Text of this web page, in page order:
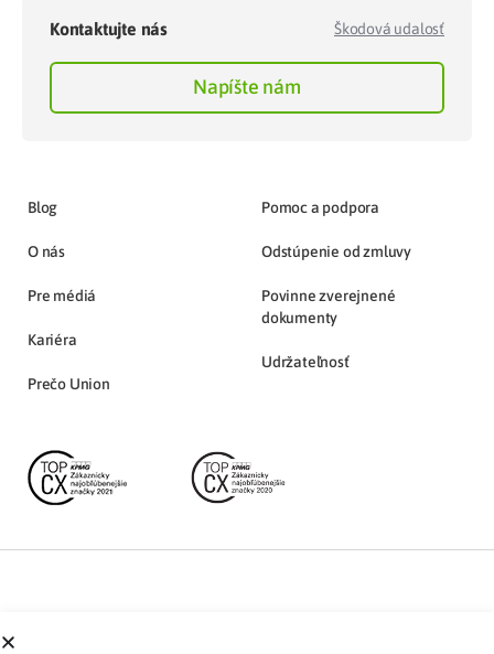
Kontaktujte nás Škodová udalosť
Napíšte nám
Blog
O nás
Pre médiá
Kariéra
Prečo Union
Pomoc a podpora
Odstúpenie od zmluvy
Povinne zverejnené
dokumenty
Udržateľnosť